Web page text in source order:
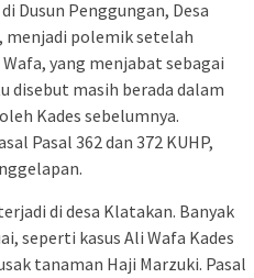
Dusun Penggungan, Desa
menjadi polemik setelah
yang menjabat sebagai
disebut masih berada dalam
Kades sebelumnya.
Pasal 362 dan 372 KUHP,
di desa Klatakan. Banyak
seperti kasus Ali Wafa Kades
tanaman Haji Marzuki. Pasal